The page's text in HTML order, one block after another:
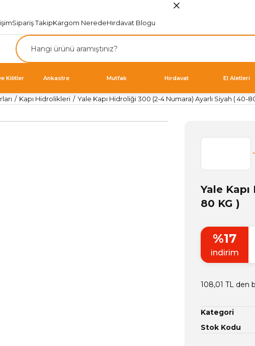
Sipariş TakipKargom NeredeHırdavat Blogu
Kilitler Ankastre Mutfak Hırdavat El Aletleri
Kapı Hidrolikleri Yale Kapı Hidroliği 300 (2-4 Numara) Ayarlı Siyah ( 40-
Yale
80 KG )
%17
indirim
108,01 TL den
Kategori
Stok Kodu